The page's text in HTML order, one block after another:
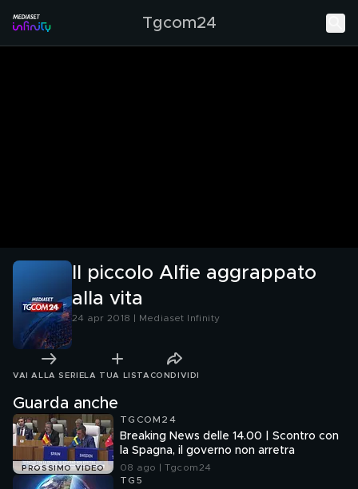
Tgcom24
Il piccolo Alfie aggrappato
alla vita
24 apr 2018 | Mediaset Infinity
VAI ALLA SERIE LA TUA LISTA CONDIVIDI
Guarda anche
PROSSIMO VIDEO
TGCOM24
Breaking News delle 14.00 | Scontro con
la Spagna, il governo non arretra
08 ago | Tgcom24
TG5